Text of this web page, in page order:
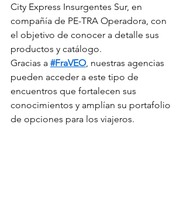
City Express Insurgentes Sur, en
compañía de PE-TRA Operadora, con
el objetivo de conocer a detalle sus
productos y catálogo.
Gracias a #FraVEO, nuestras agencias
pueden acceder a este tipo de
encuentros que fortalecen sus
conocimientos y amplían su portafolio
de opciones para los viajeros.